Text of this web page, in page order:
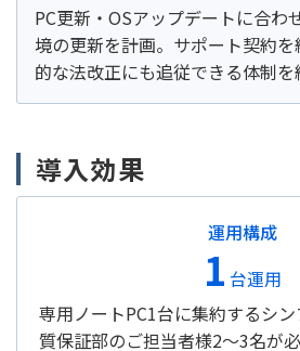
PC更新・OSアップデートに合わ
境の更新を計画。サポート契約
的な法改正にも追従できる体制を
導入効果
運用構成
1 台運用
専用ノートPC1台に集約するシ
質保証部のご担当者様2～3名が